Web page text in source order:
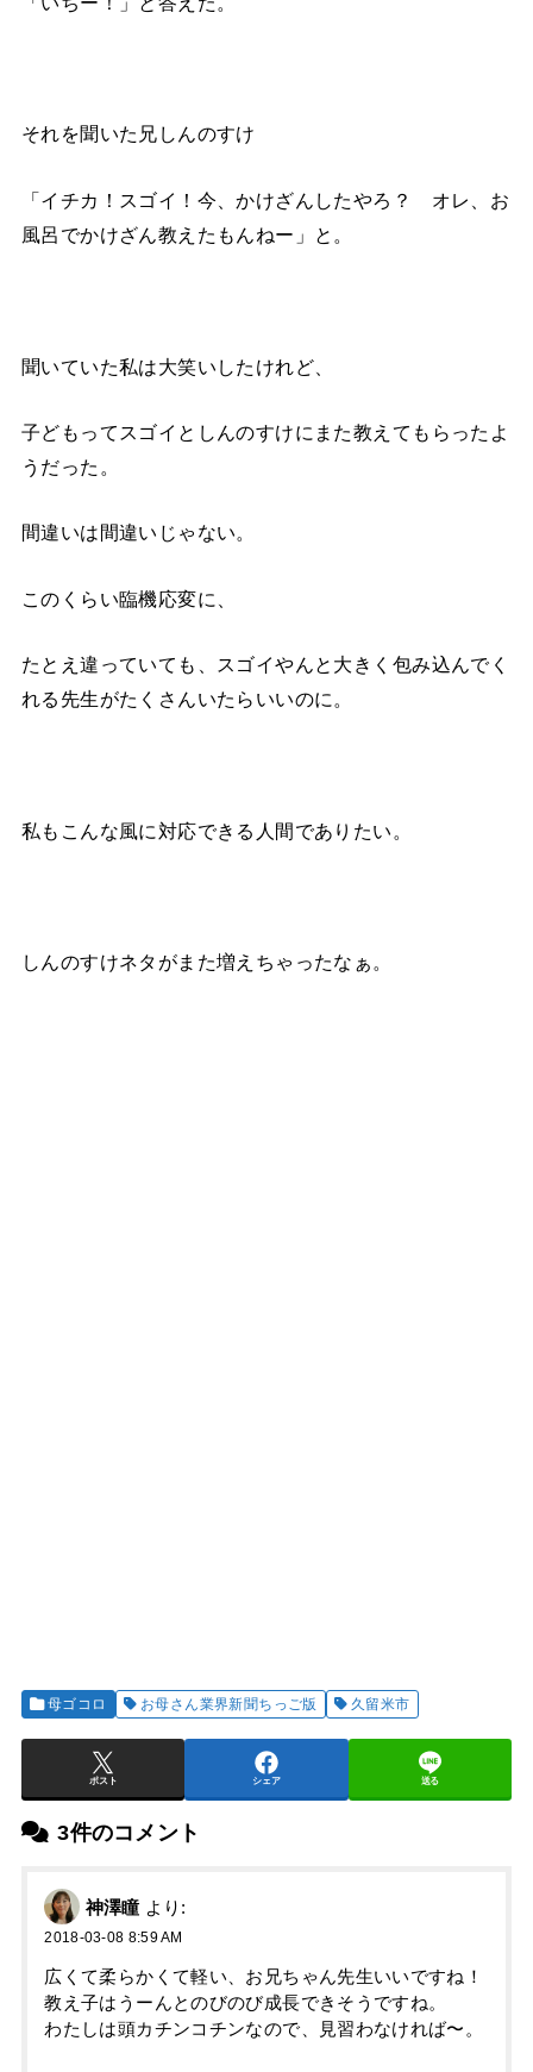
それを聞いた兄しんのすけ
「イチカ！スゴイ！今、かけざんしたやろ？ オレ、お
風呂でかけざん教えたもんねー」と。
聞いていた私は大笑いしたけれど、
子どもってスゴイとしんのすけにまた教えてもらったよ
うだった。
間違いは間違いじゃない。
このくらい臨機応変に、
たとえ違っていても、スゴイやんと大きく包み込んでく
れる先生がたくさんいたらいいのに。
私もこんな風に対応できる人間でありたい。
しんのすけネタがまた増えちゃったなぁ。
母ゴコロ お母さん業界新聞ちっご版 久留米市
ポスト シェア 送る
3件のコメント
神澤瞳 より:
2018-03-08 8:59 AM
広くて柔らかくて軽い、お兄ちゃん先生いいですね！
教え子はうーんとのびのび成長できそうですね。
わたしは頭カチンコチンなので、見習わなければ〜。